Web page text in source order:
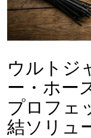
ウルトジ
ー・ホー
プロフェ
結ソリュ